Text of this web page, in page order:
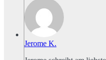
Jerome K.